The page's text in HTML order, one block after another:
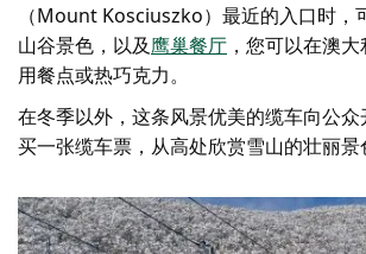
（Mount Kosciuszko）最近的入口时，
山谷景色，以及鹰巢餐厅 ，您可以在澳
用餐点或热巧克力。
在冬季以外，这条风景优美的缆车向公
买一张缆车票，从高处欣赏雪山的壮丽景